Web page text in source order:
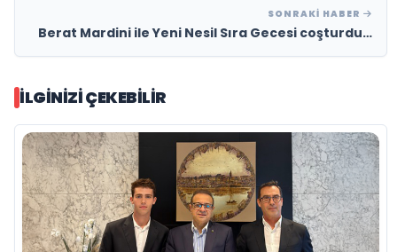
SONRAKI HABER
Berat Mardini ile Yeni Nesil Sıra Gecesi coşturdu…
İLGINIZI ÇEKEBILIR